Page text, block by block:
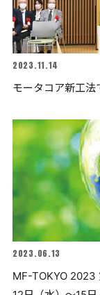
2023.11.14
モータコア新工
2023.06.13
MF-TOKYO